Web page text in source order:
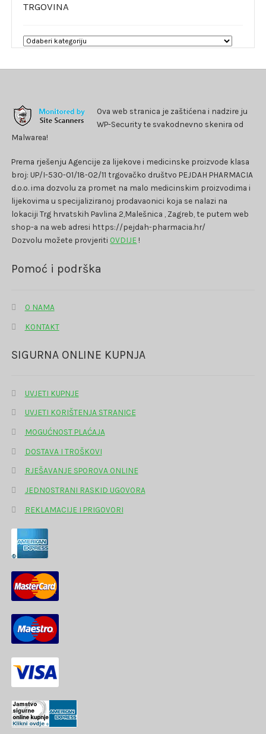
TRGOVINA
Ova web stranica je zaštićena i nadzire ju
WP-Security te svakodnevno skenira od
Malwarea!
Prema rješenju Agencije za lijekove i medicinske proizvode klasa
broj: UP/I-530-01/18-02/11 trgovačko društvo PEJDAH PHARMACIA
d.o.o. ima dozvolu za promet na malo medicinskim proizvodima i
lijekovima u specijaliziranoj prodavaonici koja se nalazi na
lokaciji Trg hrvatskih Pavlina 2,Malešnica , Zagreb, te putem web
shop-a na web adresi https://pejdah-pharmacia.hr/
Dozvolu možete provjeriti OVDIJE !
Pomoć i podrška
O NAMA
KONTAKT
SIGURNA ONLINE KUPNJA
UVJETI KUPNJE
UVJETI KORIŠTENJA STRANICE
MOGUĆNOST PLAĆAJA
DOSTAVA I TROŠKOVI
RJEŠAVANJE SPOROVA ONLINE
JEDNOSTRANI RASKID UGOVORA
REKLAMACIJE I PRIGOVORI